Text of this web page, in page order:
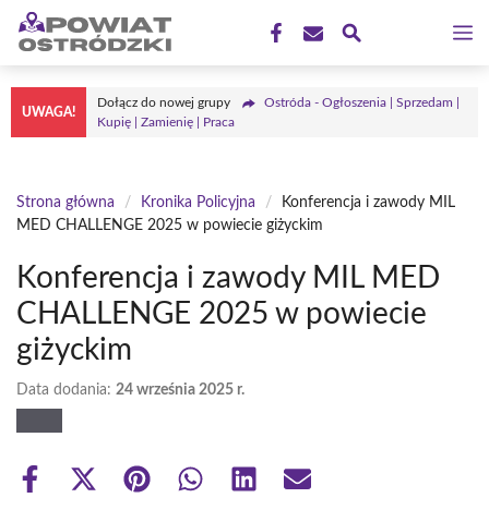
Przejdź
treści
UWAGA!
Dołącz do nowej grupy
Ostróda - Ogłoszenia | Sprzedam |
Kupię | Zamienię | Praca
Strona główna / Kronika Policyjna /
Konferencja i zawody MIL
MED CHALLENGE 2025 w powiecie giżyckim
Konferencja i zawody MIL MED
CHALLENGE 2025 w powiecie
giżyckim
Data dodania: 24 września 2025 r.
Share
Share Share Share Share Share